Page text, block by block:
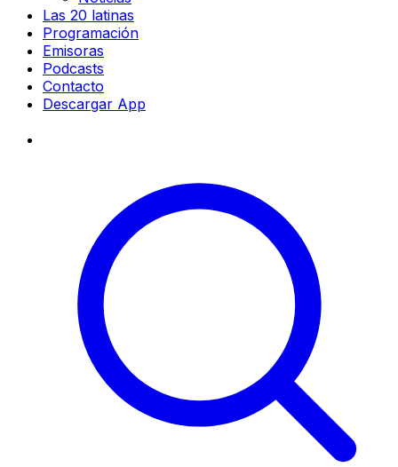
Las 20 latinas
Programación
Emisoras
Podcasts
Contacto
Descargar App